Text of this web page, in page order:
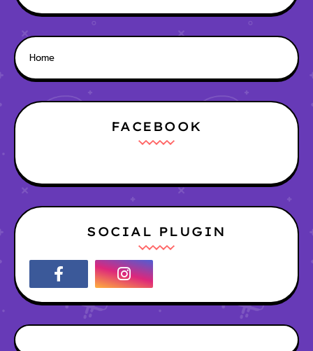
Home
FACEBOOK
SOCIAL PLUGIN